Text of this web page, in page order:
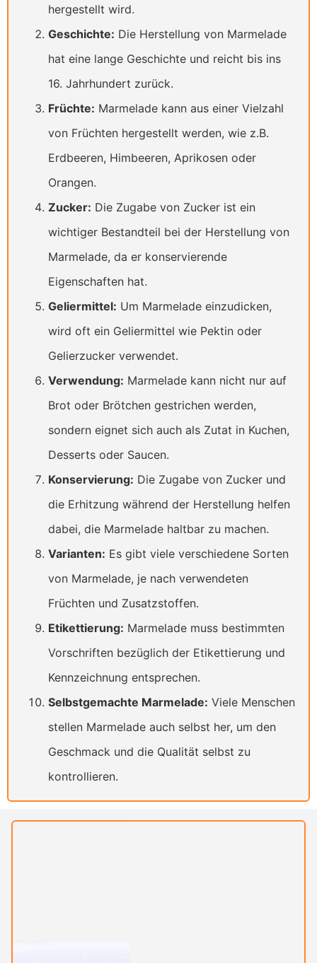
hergestellt wird.
Geschichte: Die Herstellung von Marmelade
hat eine lange Geschichte und reicht bis ins
16. Jahrhundert zurück.
Früchte: Marmelade kann aus einer Vielzahl
von Früchten hergestellt werden, wie z.B.
Erdbeeren, Himbeeren, Aprikosen oder
Orangen.
Zucker: Die Zugabe von Zucker ist ein
wichtiger Bestandteil bei der Herstellung von
Marmelade, da er konservierende
Eigenschaften hat.
Geliermittel: Um Marmelade einzudicken,
wird oft ein Geliermittel wie Pektin oder
Gelierzucker verwendet.
Verwendung: Marmelade kann nicht nur auf
Brot oder Brötchen gestrichen werden,
sondern eignet sich auch als Zutat in Kuchen,
Desserts oder Saucen.
Konservierung: Die Zugabe von Zucker und
die Erhitzung während der Herstellung helfen
dabei, die Marmelade haltbar zu machen.
Varianten: Es gibt viele verschiedene Sorten
von Marmelade, je nach verwendeten
Früchten und Zusatzstoffen.
Etikettierung: Marmelade muss bestimmten
Vorschriften bezüglich der Etikettierung und
Kennzeichnung entsprechen.
Selbstgemachte Marmelade: Viele Menschen
stellen Marmelade auch selbst her, um den
Geschmack und die Qualität selbst zu
kontrollieren.